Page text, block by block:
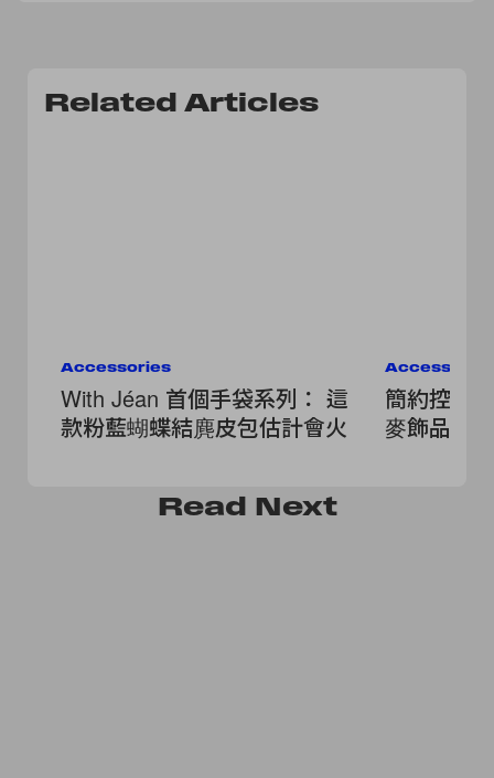
Related Articles
Accessories
With Jéan 首個手袋系列： 這
款粉藍蝴蝶結麂皮包估計會火
簡約控會
麥飾品品
Read Next